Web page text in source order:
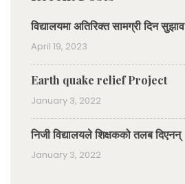
विद्यालयमा अतिरिक्त सामग्री दिन सुझाव
April 19, 2023
Earth quake relief Project
January 3, 2022
निजी विद्यालयले शिक्षकको तलब दिएनन्
January 3, 2022